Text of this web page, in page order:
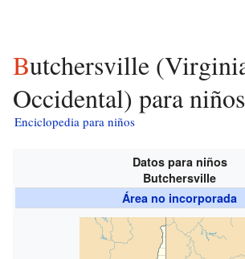
Butchersville (Virginia
Occidental) para niños
Enciclopedia para niños
Datos para niños
Butchersville
Área no incorporada